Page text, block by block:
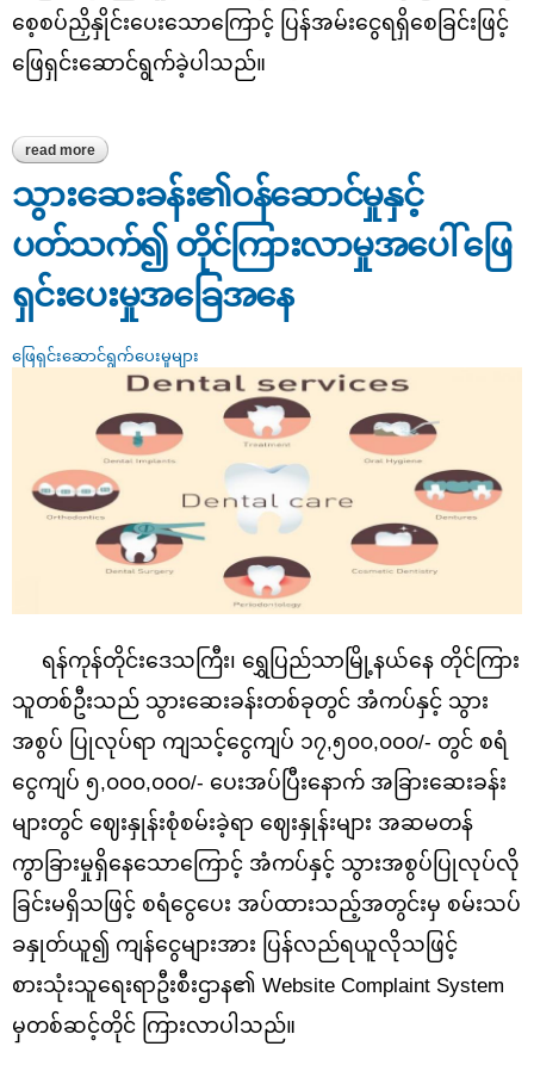
စေ့စပ်ညှိနှိုင်းပေးသောကြောင့် ပြန်အမ်းငွေရရှိစေခြင်းဖြင့်
ဖြေရှင်းဆောင်ရွက်ခဲ့ပါသည်။
read more about ဆက်သွယ်ရေးကုမ္ပဏီတစ်ခု၏ဝန်ဆောင်မှုနှင့်ပတ်သက်၍
တိုင်ကြားလာမှုအပေါ် ဖြေရှင်းပေးမှုအခြေအနေ
သွားဆေးခန်း၏ဝန်ဆောင်မှုနှင့်
ပတ်သက်၍ တိုင်ကြားလာမှုအပေါ် ဖြေ
ရှင်းပေးမှုအခြေအနေ
ဖြေရှင်းဆောင်ရွက်ပေးမှုများ
ရန်ကုန်တိုင်းဒေသကြီး၊ ရွှေပြည်သာမြို့နယ်နေ တိုင်ကြား
သူတစ်ဦးသည် သွားဆေးခန်းတစ်ခုတွင် အံကပ်နှင့် သွား
အစွပ် ပြုလုပ်ရာ ကျသင့်ငွေကျပ် ၁၇,၅၀၀,၀၀၀/- တွင် စရံ
ငွေကျပ် ၅,၀၀၀,၀၀၀/- ပေးအပ်ပြီးနောက် အခြားဆေးခန်း
များတွင် ဈေးနှုန်းစုံစမ်းခဲ့ရာ ဈေးနှုန်းများ အဆမတန်
ကွာခြားမှုရှိနေသောကြောင့် အံကပ်နှင့် သွားအစွပ်ပြုလုပ်လို
ခြင်းမရှိသဖြင့် စရံငွေပေး အပ်ထားသည့်အတွင်းမှ စမ်းသပ်
ခနှုတ်ယူ၍ ကျန်ငွေများအား ပြန်လည်ရယူလိုသဖြင့်
စားသုံးသူရေးရာဦးစီးဌာန၏ Website Complaint System
မှတစ်ဆင့်တိုင် ကြားလာပါသည်။